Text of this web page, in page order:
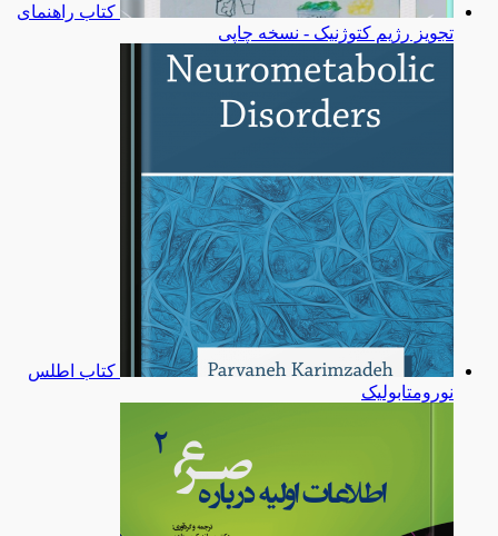
کتاب راهنمای
تجویز رژیم کتوژنیک - نسخه چاپی
کتاب اطلس
نورومتابولیک